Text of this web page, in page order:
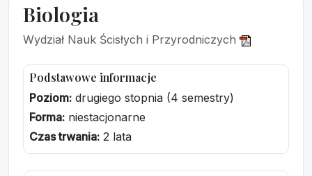
Biologia
Wydział Nauk Ścisłych i Przyrodniczych
Podstawowe informacje
Poziom: drugiego stopnia (4 semestry)
Forma: niestacjonarne
Czas trwania: 2 lata